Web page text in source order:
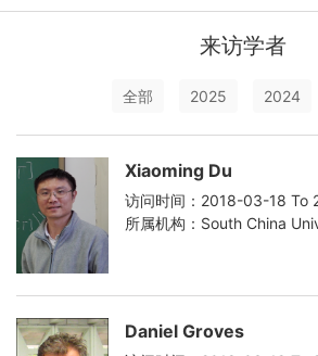
来访学者
全部 2025 2024
Xiaoming Du
访问时间：2018-03-18 To
所属机构：South China
Daniel Groves